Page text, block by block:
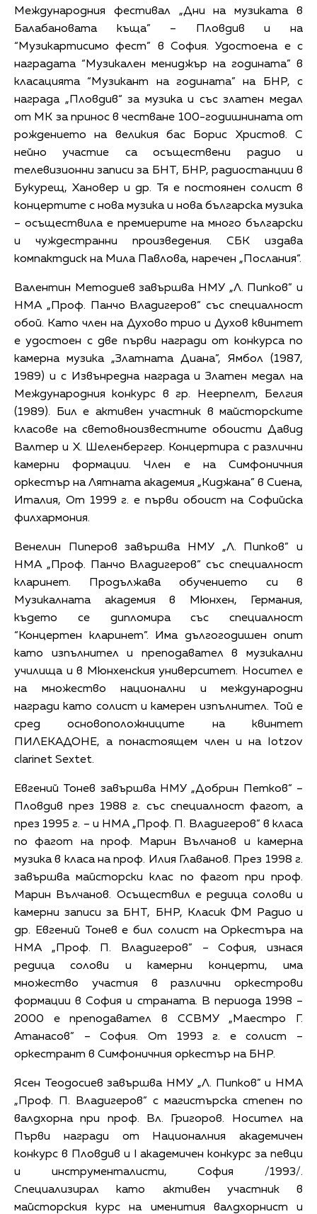
Международния фестивал „Дни на музиката в
Балабановата къща” – Пловдив и на
“Музикартисимо фест” в София. Удостоена е с
наградата “Музикален мениджър на годината” в
класацията “Музикант на годината” на БНР, с
награда „Пловдив“ за музика и със златен медал
от МК за принос в честване 100-годишнината от
рождението на великия бас Борис Христов. С
нейно участие са осъществени радио и
телевизионни записи за БНТ, БНР, радиостанции в
Букурещ, Хановер и др. Тя е постоянен солист в
концертите с нова музика и нова българска музика
– осъществила е премиерите на много български
и чуждестранни произведения. СБК издава
компактдиск на Мила Павлова, наречен „Послания“.
Валентин Методиев завършва НМУ „Л. Пипков” и
НМА „Проф. Панчо Владигеров” със специалност
обой. Като член на Духово трио и Духов квинтет
е удостоен с две първи награди от конкурса по
камерна музика „Златната Диана”, Ямбол (1987,
1989) и с Извънредна награда и Златен медал на
Международния конкурс в гр. Неерпелт, Белгия
(1989). Бил е активен участник в майсторските
класове на световноизвестните обоисти Давид
Валтер и Х. Шеленбергер. Концертира с различни
камерни формации. Член е на Симфоничния
оркестър на Лятната академия „Киджана” в Сиена,
Италия, От 1999 г. е първи обоист на Софийска
филхармония.
Венелин Пиперов завършва НМУ „Л. Пипков” и
НМА „Проф. Панчо Владигеров” със специалност
кларинет. Продължава обучението си в
Музикалната академия в Мюнхен, Германия,
където се дипломира със специалност
“Концертен кларинет”. Има дългогодишен опит
като изпълнител и преподавател в музикални
училища и в Мюнхенския университет. Носител е
на множество национални и международни
награди като солист и камерен изпълнител. Той е
сред основоположниците на квинтет
ПИЛЕКАДОНЕ, а понастоящем член и на Iotzov
clarinet Sextet.
Евгений Тонев завършва НМУ „Добрин Петков“ –
Пловдив през 1988 г. със специалност фагот, а
през 1995 г. – и НМА „Проф. П. Владигеров” в класа
по фагот на проф. Марин Вълчанов и камерна
музика в класа на проф. Илия Главанов. През 1998 г.
завършва майсторски клас по фагот при проф.
Марин Вълчанов. Осъществил е редица солови и
камерни записи за БНТ, БНР, Класик ФМ Радио и
др. Евгений Тонев е бил солист на Оркестъра на
НМА „Проф. П. Владигеров” – София, изнася
редица солови и камерни концерти, има
множество участия в различни оркестрови
формации в София и страната. В периода 1998 –
2000 е преподавател в ССВМУ „Маестро Г.
Атанасов” – София. От 1993 г. е солист –
оркестрант в Симфоничния оркестър на БНР.
Ясен Теодосиев завършва НМУ „Л. Пипков” и НМА
„Проф. П. Владигеров” с магистърска степен по
валдхорна при проф. Вл. Григоров. Носител на
Първи награди от Националния академичен
конкурс в Пловдив и I академичен конкурс за певци
и инструменталисти, София /1993/.
Специализирал като активен участник в
майсторския курс на именития валдхорнист и